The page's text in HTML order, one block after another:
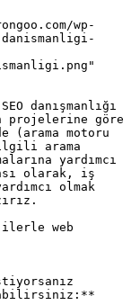
wp-
danışmanlığı
projelerine göre
motoru
arama
yardımcı
olarak, iş
olmak
web